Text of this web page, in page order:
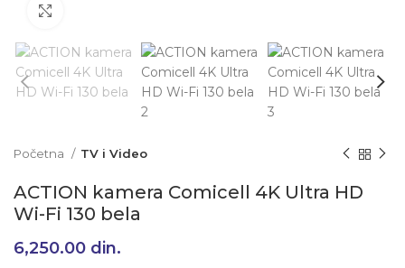
Početna TV i Video
ACTION kamera Comicell 4K Ultra HD
Wi-Fi 130 bela
6,250.00 din.